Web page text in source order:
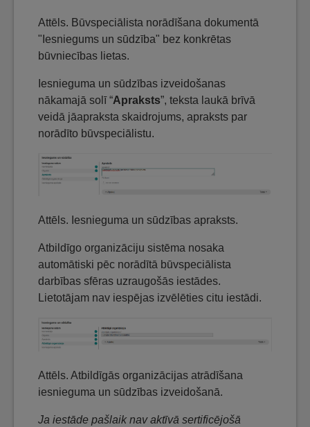
Attēls. Būvspeciālista norādīšana dokumentā
"Iesniegums un sūdzība" bez konkrētas
būvniecības lietas.
Iesnieguma un sūdzības izveidošanas
nākamajā solī “Apraksts”, teksta laukā brīvā
veidā jāapraksta skaidrojums, apraksts par
norādīto būvspeciālistu.
Attēls. Iesnieguma un sūdzības apraksts.
Atbildīgo organizāciju sistēma nosaka
automātiski pēc norādītā būvspeciālista
darbības sfēras uzraugošās iestādes.
Lietotājam nav iespējas izvēlēties citu iestādi.
Attēls. Atbildīgās organizācijas atrādīšana
iesnieguma un sūdzības izveidošanā.
Ja iestāde pašlaik nav aktīvā sertificējošā